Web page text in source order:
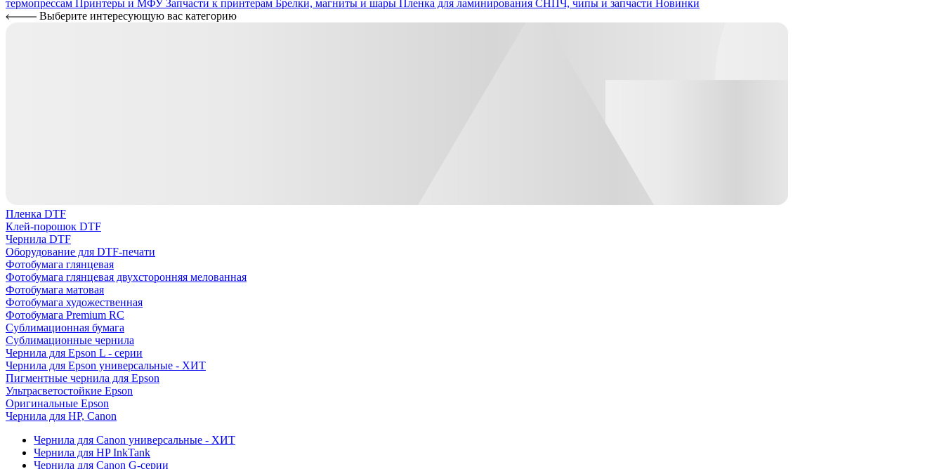
термопрессам Принтеры и МФУЗапчасти к принтерам Брелки, магниты и шары Пленка для ламинирования СНПЧ, чипы и запчасти Новинки
Выберите интересующую вас категорию
Пленка DTF
Клей-порошок DTF
Чернила DTF
Оборудование для DTF-печати
Фотобумага глянцевая
Фотобумага глянцевая двухсторонняя мелованная
Фотобумага матовая
Фотобумага художественная
Фотобумага Premium RC
Сублимационная бумага
Сублимационные чернила
Чернила для Epson L - серии
Чернила для Epson универсальные - ХИТ
Пигментные чернила для Epson
Ультрасветостойкие Epson
Оригинальные Epson
Чернила для HP, Canon
Чернила для Canon универсальные - ХИТ
Чернила для HP InkTank
Чернила для Canon G-серии